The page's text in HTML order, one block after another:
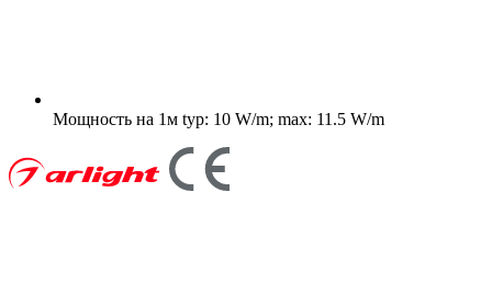
Мощность на 1м typ: 10 W/m; max: 11.5 W/m